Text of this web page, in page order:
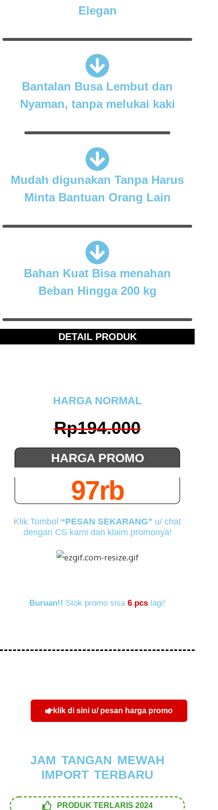
Elegan
Bantalan Busa Lembut dan
Nyaman, tanpa melukai kaki
Mudah digunakan Tanpa Harus
Minta Bantuan Orang Lain
Bahan Kuat Bisa menahan
Beban Hingga 200 kg
DETAIL PRODUK
HARGA NORMAL
Rp194.000
HARGA PROMO
97rb
Klik Tombol “PESAN SEKARANG” u/ chat
dengan CS kami dan klaim promonya!
Buruan!! Stok promo sisa 6 pcs lagi!
klik di sini u/ pesan harga promo
JAM TANGAN MEWAH
IMPORT TERBARU
PRODUK TERLARIS 2024